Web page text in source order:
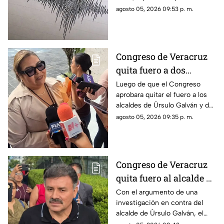
detalles.
agosto 05, 2026 09:53 p. m.
Congreso de Veracruz
quita fuero a dos
alcaldes de
Movimiento
Ciudadano; podrían ser
detenidos
Luego de que el Congreso
aprobara quitar el fuero a los
alcaldes de Úrsulo Galván y de
Ixhuatlán del Sureste, estos
agosto 05, 2026 09:35 p. m.
Congreso de Veracruz
quita fuero al alcalde de
Úrsulo Galván por
investigación en su
contra ¿De qué lo
Con el argumento de una
investigación en contra del
alcalde de Úrsulo Galván, el